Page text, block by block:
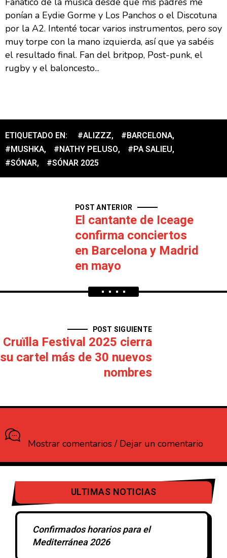
ponían a Eydie Gorme y Los Panchos o el Discotuna
por la A2. Intenté tocar varios instrumentos, pero soy
muy torpe con la mano izquierda, así que ya sabéis
el resultado final. Fan del britpop, Post-punk, el
rugby y el baloncesto...
ETIQUETADO EN: #ALIZZZ, #BARCELONA,
#MUSHKA, #NATHY PELUSO, #PA SALIEU,
#SÓNAR, #SÓNAR 2025
POST ANTERIOR
El cantante de Iceage
confirma conciertos
en Barcelona y Madrid
en mayo
POST SIGUIENTE
Cruïlla Festival 2025 cierra
su cartel más de 30 nuevos
nombres
Mostrar comentarios / Dejar un comentario
ULTIMAS NOTICIAS
Confirmados horarios para el
Mediterránea 2026